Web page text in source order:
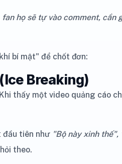
fan họ sẽ tự vào comment, cần
bí mật" để chốt đơn:
Breaking)
thấy một video quảng cáo
đầu tiên như "Bộ này xinh thế",
theo.